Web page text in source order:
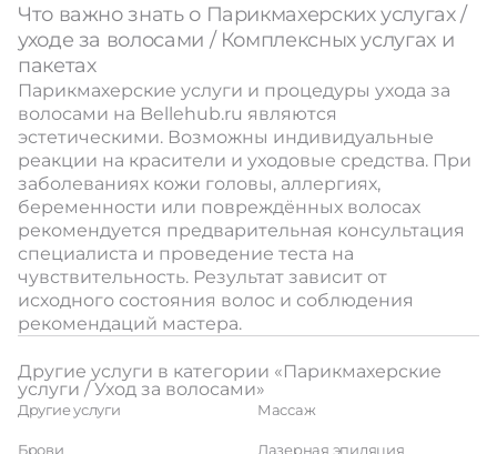
Что важно знать о Парикмахерских услугах /
уходе за волосами / Комплексных услугах и
пакетах
Парикмахерские услуги и процедуры ухода за
волосами на Bellehub.ru являются
эстетическими. Возможны индивидуальные
реакции на красители и уходовые средства. При
заболеваниях кожи головы, аллергиях,
беременности или повреждённых волосах
рекомендуется предварительная консультация
специалиста и проведение теста на
чувствительность. Результат зависит от
исходного состояния волос и соблюдения
рекомендаций мастера.
Другие услуги в категории «Парикмахерские
услуги / Уход за волосами»
Другие услуги
Брови
Массаж
Лазерная эпиляция